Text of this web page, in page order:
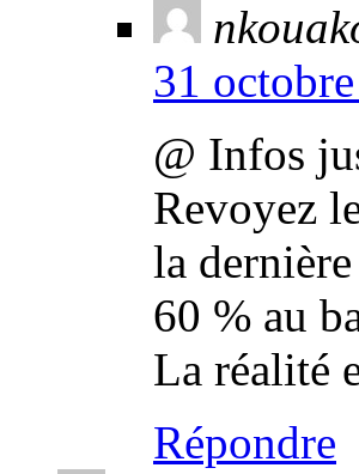
31
@ Infos
Revoyez
la
60 % au
La réalité
Répondre